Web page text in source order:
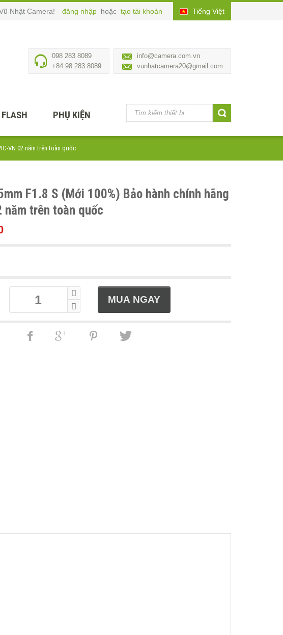
Tiếng Việt
Nhật Camera! đăng nhập hoặc tạo tài khoản
info@camera.com.vn
vunhatcamera20@gmail.com
098 283 8089
+84 98 283 8089
PHỤ KIỆN
VN 02 năm trên toàn quốc
F1.8 S (Mới 100%) Bảo hành chính hãng
năm trên toàn quốc